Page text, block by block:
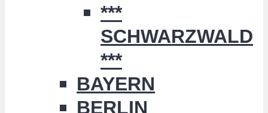
***
SCHWARZWALD
***
BAYERN
BERLIN